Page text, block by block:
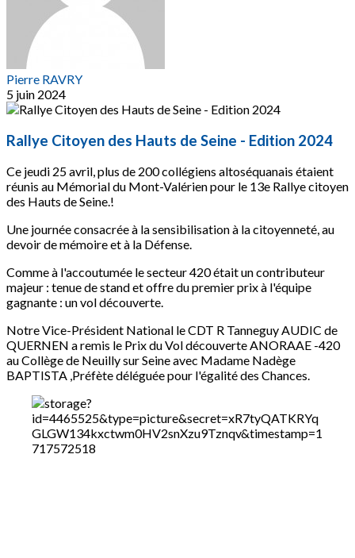
Pierre RAVRY
5 juin 2024
Rallye Citoyen des Hauts de Seine - Edition 2024
Ce jeudi 25 avril, plus de 200 collégiens altoséquanais étaient
réunis au Mémorial du Mont-Valérien pour le 13e Rallye citoyen
des Hauts de Seine.!
Une journée consacrée à la sensibilisation à la citoyenneté, au
devoir de mémoire et à la Défense.
Comme à l'accoutumée le secteur 420 était un contributeur
majeur : tenue de stand et offre du premier prix à l'équipe
gagnante : un vol découverte.
Notre Vice-Président National le CDT R Tanneguy AUDIC de
QUERNEN a remis le Prix du Vol découverte ANORAAE -420
au Collège de Neuilly sur Seine avec Madame Nadège
BAPTISTA ,Préfète déléguée pour l'égalité des Chances.